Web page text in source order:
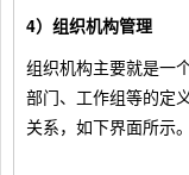
4）组织机构管理
组织机构主要就是一
部门、工作组等的定
关系，如下界面所示。